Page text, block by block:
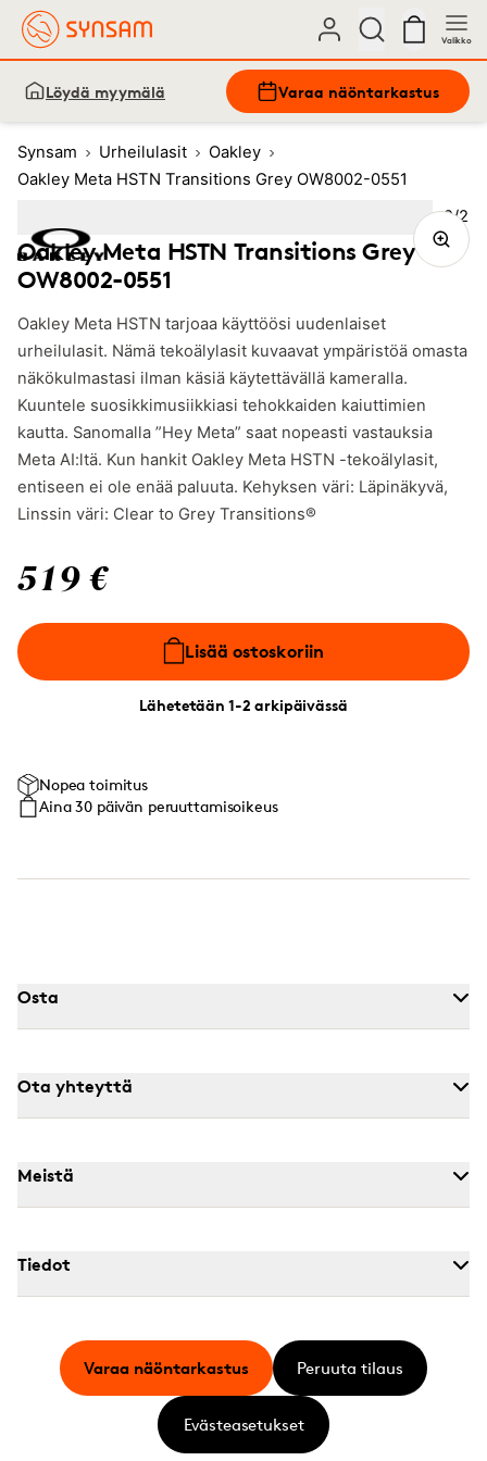
Valikko
Löydä myymälä Varaa näöntarkastus
Synsam Urheilulasit
Oakley
Oakley Meta HSTN Transitions Grey OW8002-0551
Oakley Meta HSTN Transitions Grey
OW8002-0551
Oakley Meta HSTN tarjoaa käyttöösi uudenlaiset
urheilulasit. Nämä tekoälylasit kuvaavat ympäristöä omasta
näkökulmastasi ilman käsiä käytettävällä kameralla.
Kuuntele suosikkimusiikkiasi tehokkaiden kaiuttimien
kautta. Sanomalla ”Hey Meta” saat nopeasti vastauksia
Meta AI:ltä. Kun hankit Oakley Meta HSTN -tekoälylasit,
entiseen ei ole enää paluuta. Kehyksen väri: Läpinäkyvä,
Linssin väri: Clear to Grey Transitions®
519 €
Lisää ostoskoriin
Lähetetään 1-2 arkipäivässä
Nopea toimitus
Aina 30 päivän peruuttamisoikeus
Kuva
2/2
(Current image)
Osta
Ota yhteyttä
Meistä
Tiedot
Varaa näöntarkastus Peruuta tilaus
Evästeasetukset